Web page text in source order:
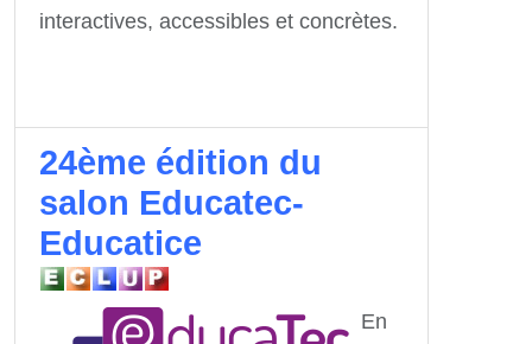
interactives, accessibles et concrètes.
24ème édition du
salon Educatec-
Educatice
En